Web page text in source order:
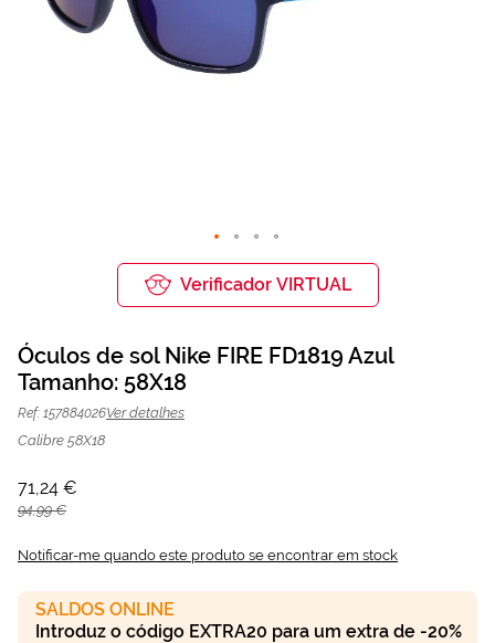
Óculos de sol Nike FD1819 Azul | Mais
Optica
Galeria
de
imagens
Verificador VIRTUAL
Óculos de sol Nike FIRE FD1819 Azul
Tamanho: 58X18
Ref: 157884026Ver detalhes
Calibre 58X18
71,24 €
94,99 €
Notificar-me quando este produto se encontrar em stock
SALDOS ONLINE
Introduz o código EXTRA20 para um extra de -20%